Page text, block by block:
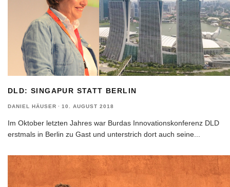
DLD: SINGAPUR STATT BERLIN
DANIEL HÄUSER · 10. AUGUST 2018
Im Oktober letzten Jahres war Burdas Innovationskonferenz DLD
erstmals in Berlin zu Gast und unterstrich dort auch seine